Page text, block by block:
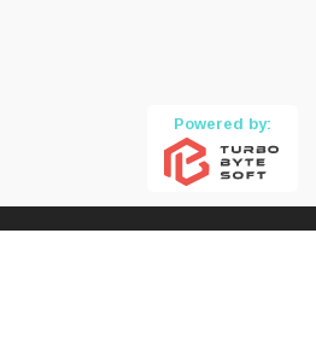
Powered by: